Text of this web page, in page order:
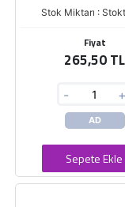
Stok Miktarı :
Fiyat
265,50 TL
- +
AD
Sepete Ekle